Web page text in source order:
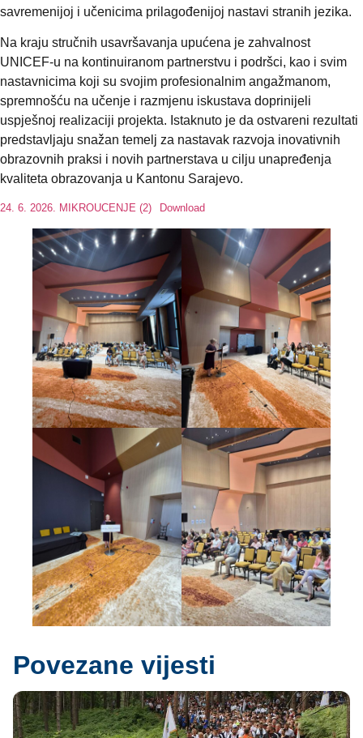
savremenijoj i učenicima prilagođenijoj nastavi stranih jezika.
Na kraju stručnih usavršavanja upućena je zahvalnost
UNICEF-u na kontinuiranom partnerstvu i podršci, kao i svim
nastavnicima koji su svojim profesionalnim angažmanom,
spremnošću na učenje i razmjenu iskustava doprinijeli
uspješnoj realizaciji projekta. Istaknuto je da ostvareni rezultati
predstavljaju snažan temelj za nastavak razvoja inovativnih
obrazovnih praksi i novih partnerstava u cilju unapređenja
kvaliteta obrazovanja u Kantonu Sarajevo.
24. 6. 2026. MIKROUCENJE (2) Download
Povezane vijesti